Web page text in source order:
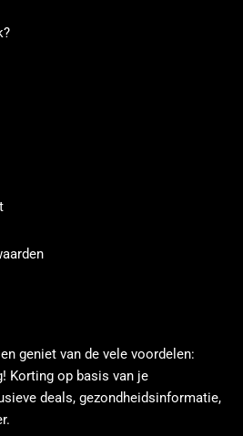
geniet van de vele voordelen:
Korting op basis van je
deals, gezondheidsinformatie,